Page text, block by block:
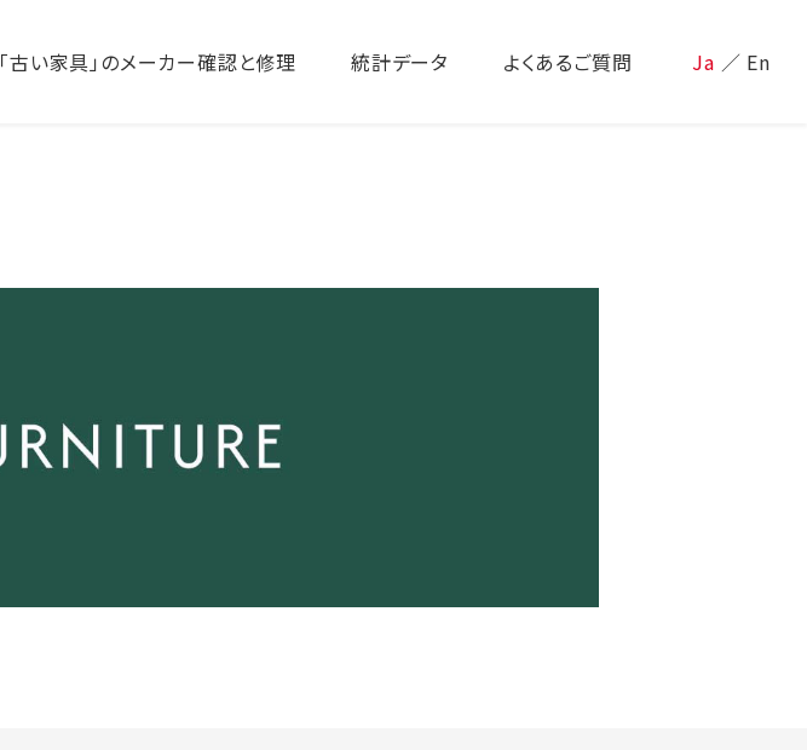
「古い家具」のメーカー確認と修理 統計データ よくあるご質問 Ja ／ En